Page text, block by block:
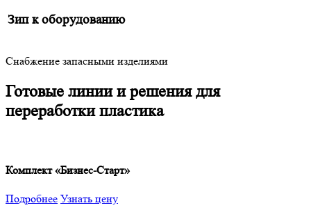
Зип к оборудованию
Снабжение запасными изделиями
Готовые линии и решения для
переработки пластика
Комплект «Бизнес-Старт»
Подробнее Узнать цену